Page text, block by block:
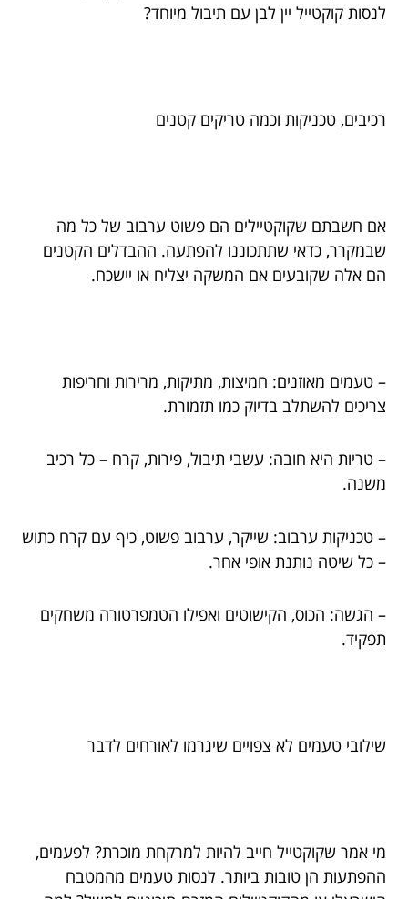
לנסות קוקטייל יין לבן עם תיבול מיוחד?
רכיבים, טכניקות וכמה טריקים קטנים
אם חשבתם שקוקטיילים הם פשוט ערבוב של כל מה
שבמקרר, כדאי שתתכוננו להפתעה. ההבדלים הקטנים
הם אלה שקובעים אם המשקה יצליח או יישכח.
– טעמים מאוזנים: חמיצות, מתיקות, מרירות וחריפות
צריכים להשתלב בדיוק כמו תזמורת.
– טריות היא חובה: עשבי תיבול, פירות, קרח – כל רכיב
משנה.
– טכניקות ערבוב: שייקר, ערבוב פשוט, כיף עם קרח כתוש
– כל שיטה נותנת אופי אחר.
– הגשה: הכוס, הקישוטים ואפילו הטמפרטורה משחקים
תפקיד.
שילובי טעמים לא צפויים שיגרמו לאורחים לדבר
מי אמר שקוקטייל חייב להיות למרקחת מוכרת? לפעמים,
ההפתעות הן טובות ביותר. לנסות טעמים מהמטבח